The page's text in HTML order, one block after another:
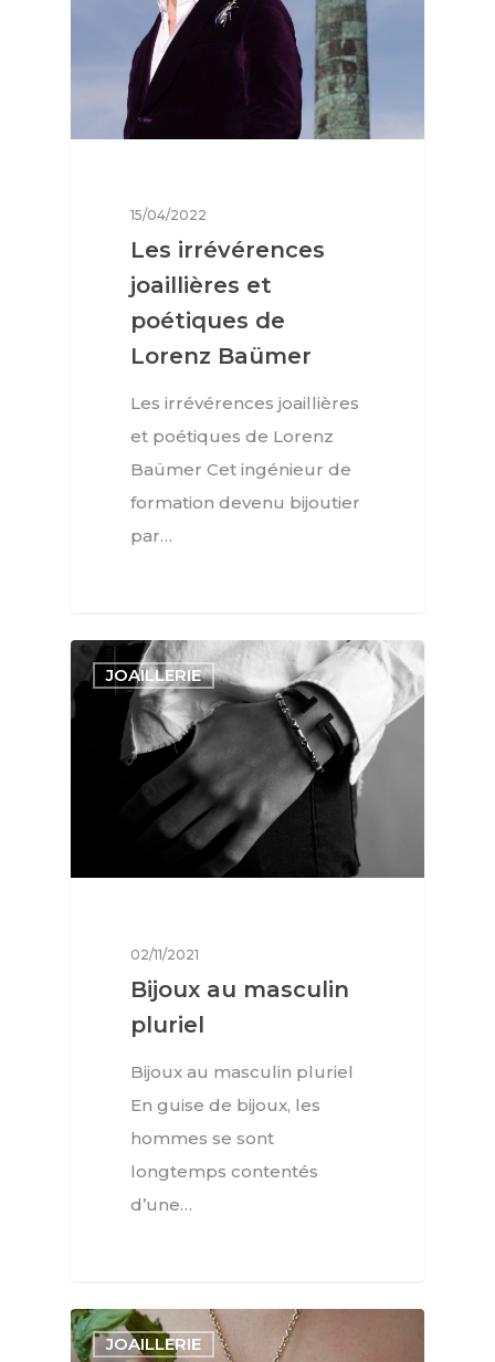
15/04/2022
Les irrévérences
joaillières et
poétiques de
Lorenz Baümer
Les irrévérences joaillières
et poétiques de Lorenz
Baümer Cet ingénieur de
formation devenu bijoutier
par…
JOAILLERIE
02/11/2021
Bijoux au masculin
pluriel
Bijoux au masculin pluriel
En guise de bijoux, les
hommes se sont
longtemps contentés
d’une…
JOAILLERIE